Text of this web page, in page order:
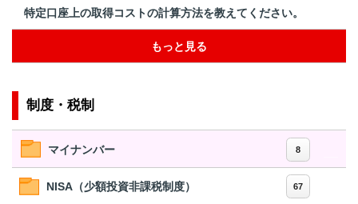
特定口座上の取得コストの計算方法を教えてください。
もっと見る
制度・税制
マイナンバー 8
NISA（少額投資非課税制度） 67